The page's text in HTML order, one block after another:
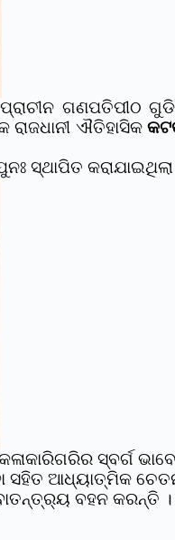
ଗଣପତିପୀଠ
ରାଜଧାନୀ ଐତିହାସିକ
ସ୍ଥାପିତ କରାଯାଇଥିଲା
ସ୍ବର୍ଗ
ସହିତ ଆଧ୍ୟାତ୍ମିକ
ବହନ କରନ୍ତି ।